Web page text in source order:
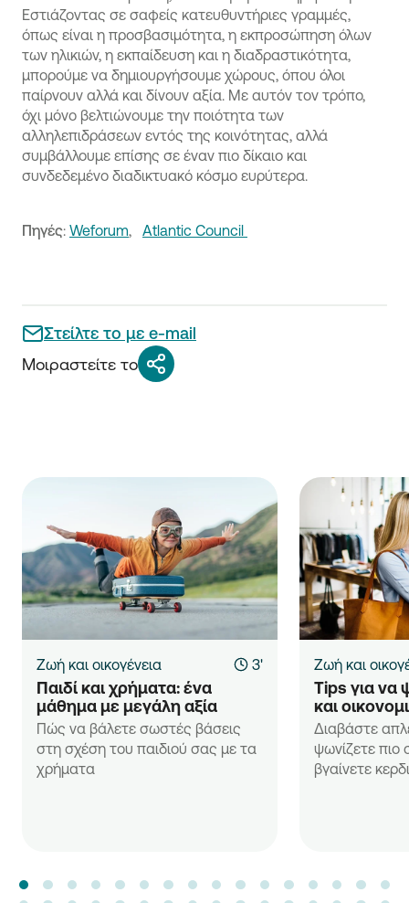
Εστιάζοντας σε σαφείς κατευθυντήριες γραμμές,
όπως είναι η προσβασιμότητα, η εκπροσώπηση όλων
των ηλικιών, η εκπαίδευση και η διαδραστικότητα,
μπορούμε να δημιουργήσουμε χώρους, όπου όλοι
παίρνουν αλλά και δίνουν αξία. Με αυτόν τον τρόπο,
όχι μόνο βελτιώνουμε την ποιότητα των
αλληλεπιδράσεων εντός της κοινότητας, αλλά
συμβάλλουμε επίσης σε έναν πιο δίκαιο και
συνδεδεμένο διαδικτυακό κόσμο ευρύτερα.
Πηγές: Weforum, Atlantic Council
Στείλτε το με e-mail
Μοιραστείτε το
Ζωή και οικογένεια 3'
Παιδί και χρήματα: ένα
μάθημα με μεγάλη αξία
Πώς να βάλετε σωστές βάσεις
στη σχέση του παιδιού σας με τα
χρήματα
Ζωή και
Tips για να
και
Διαβάστε
ψωνίζετε πιο
βγαίνετε